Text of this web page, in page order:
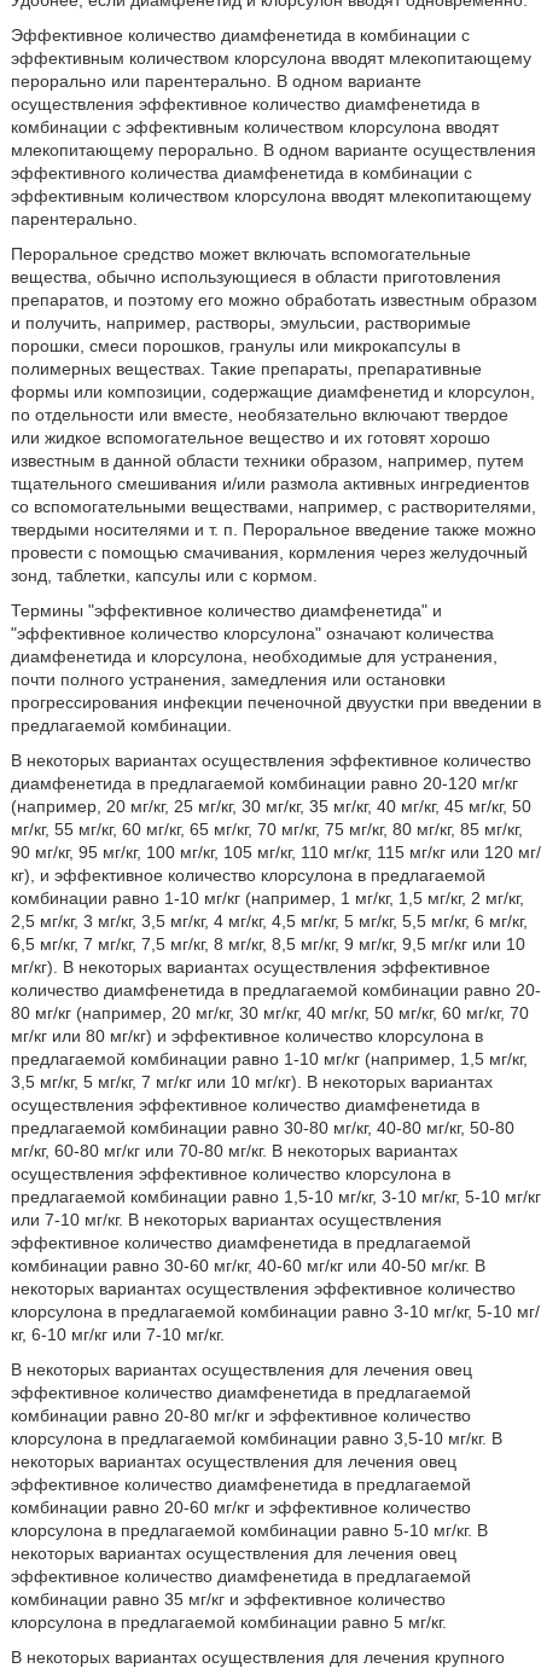
Эффективное количество диамфенетида в комбинации с
эффективным количеством клорсулона вводят млекопитающему
перорально или парентерально. В одном варианте
осуществления эффективное количество диамфенетида в
комбинации с эффективным количеством клорсулона вводят
млекопитающему перорально. В одном варианте осуществления
эффективного количества диамфенетида в комбинации с
эффективным количеством клорсулона вводят млекопитающему
парентерально.
Пероральное средство может включать вспомогательные
вещества, обычно использующиеся в области приготовления
препаратов, и поэтому его можно обработать известным образом
и получить, например, растворы, эмульсии, растворимые
порошки, смеси порошков, гранулы или микрокапсулы в
полимерных веществах. Такие препараты, препаративные
формы или композиции, содержащие диамфенетид и клорсулон,
по отдельности или вместе, необязательно включают твердое
или жидкое вспомогательное вещество и их готовят хорошо
известным в данной области техники образом, например, путем
тщательного смешивания и/или размола активных ингредиентов
со вспомогательными веществами, например, с растворителями,
твердыми носителями и т. п. Пероральное введение также можно
провести с помощью смачивания, кормления через желудочный
зонд, таблетки, капсулы или с кормом.
Термины "эффективное количество диамфенетида" и
"эффективное количество клорсулона" означают количества
диамфенетида и клорсулона, необходимые для устранения,
почти полного устранения, замедления или остановки
прогрессирования инфекции печеночной двуустки при введении в
предлагаемой комбинации.
В некоторых вариантах осуществления эффективное количество
диамфенетида в предлагаемой комбинации равно 20-120 мг/кг
(например, 20 мг/кг, 25 мг/кг, 30 мг/кг, 35 мг/кг, 40 мг/кг, 45 мг/кг, 50
мг/кг, 55 мг/кг, 60 мг/кг, 65 мг/кг, 70 мг/кг, 75 мг/кг, 80 мг/кг, 85 мг/кг,
90 мг/кг, 95 мг/кг, 100 мг/кг, 105 мг/кг, 110 мг/кг, 115 мг/кг или 120 мг/
кг), и эффективное количество клорсулона в предлагаемой
комбинации равно 1-10 мг/кг (например, 1 мг/кг, 1,5 мг/кг, 2 мг/кг,
2,5 мг/кг, 3 мг/кг, 3,5 мг/кг, 4 мг/кг, 4,5 мг/кг, 5 мг/кг, 5,5 мг/кг, 6 мг/кг,
6,5 мг/кг, 7 мг/кг, 7,5 мг/кг, 8 мг/кг, 8,5 мг/кг, 9 мг/кг, 9,5 мг/кг или 10
мг/кг). В некоторых вариантах осуществления эффективное
количество диамфенетида в предлагаемой комбинации равно 20-
80 мг/кг (например, 20 мг/кг, 30 мг/кг, 40 мг/кг, 50 мг/кг, 60 мг/кг, 70
мг/кг или 80 мг/кг) и эффективное количество клорсулона в
предлагаемой комбинации равно 1-10 мг/кг (например, 1,5 мг/кг,
3,5 мг/кг, 5 мг/кг, 7 мг/кг или 10 мг/кг). В некоторых вариантах
осуществления эффективное количество диамфенетида в
предлагаемой комбинации равно 30-80 мг/кг, 40-80 мг/кг, 50-80
мг/кг, 60-80 мг/кг или 70-80 мг/кг. В некоторых вариантах
осуществления эффективное количество клорсулона в
предлагаемой комбинации равно 1,5-10 мг/кг, 3-10 мг/кг, 5-10 мг/кг
или 7-10 мг/кг. В некоторых вариантах осуществления
эффективное количество диамфенетида в предлагаемой
комбинации равно 30-60 мг/кг, 40-60 мг/кг или 40-50 мг/кг. В
некоторых вариантах осуществления эффективное количество
клорсулона в предлагаемой комбинации равно 3-10 мг/кг, 5-10 мг/
кг, 6-10 мг/кг или 7-10 мг/кг.
В некоторых вариантах осуществления для лечения овец
эффективное количество диамфенетида в предлагаемой
комбинации равно 20-80 мг/кг и эффективное количество
клорсулона в предлагаемой комбинации равно 3,5-10 мг/кг. В
некоторых вариантах осуществления для лечения овец
эффективное количество диамфенетида в предлагаемой
комбинации равно 20-60 мг/кг и эффективное количество
клорсулона в предлагаемой комбинации равно 5-10 мг/кг. В
некоторых вариантах осуществления для лечения овец
эффективное количество диамфенетида в предлагаемой
комбинации равно 35 мг/кг и эффективное количество
клорсулона в предлагаемой комбинации равно 5 мг/кг.
В некоторых вариантах осуществления для лечения крупного